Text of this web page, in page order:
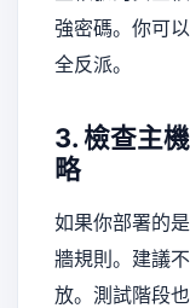
強密碼。你可
全反派。
3. 檢查主
略
如果你部署的
牆規則。建議
放。測試階段